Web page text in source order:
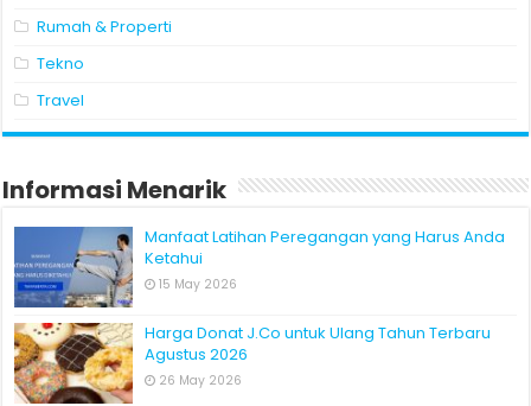
Rumah & Properti
Tekno
Travel
Informasi Menarik
Manfaat Latihan Peregangan yang Harus Anda
Ketahui
15 May 2026
Harga Donat J.Co untuk Ulang Tahun Terbaru
Agustus 2026
26 May 2026